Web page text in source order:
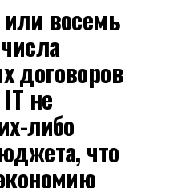
восемь
договоров
не
либо
что